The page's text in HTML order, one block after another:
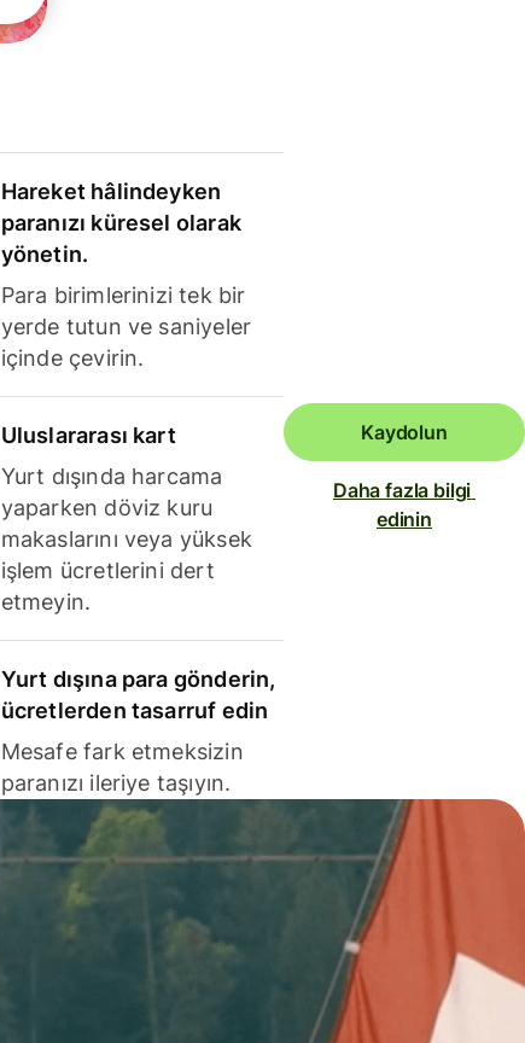
Hareket hâlindeyken
paranızı küresel olarak
yönetin.
Para birimlerinizi tek bir
yerde tutun ve saniyeler
içinde çevirin.
Uluslararası kart
Yurt dışında harcama
yaparken döviz kuru
makaslarını veya yüksek
işlem ücretlerini dert
etmeyin.
Yurt dışına para gönderin,
ücretlerden tasarruf edin
Mesafe fark etmeksizin
paranızı ileriye taşıyın.
Kaydolun
Daha fazla bilgi
edinin